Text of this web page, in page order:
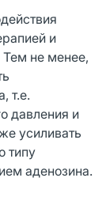
и
Тем не менее,
т.е.
давления и
усиливать
типу
аденозина.